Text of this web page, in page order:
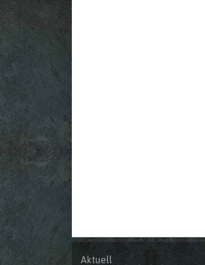
Aktuell